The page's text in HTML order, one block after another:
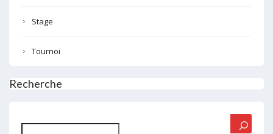
Stage
Tournoi
Recherche